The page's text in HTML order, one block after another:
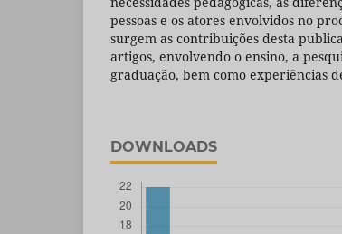
pessoas e os atores envolvidos no
surgem as contribuições desta
artigos, envolvendo o ensino, a
graduação, bem como experiências
DOWNLOADS